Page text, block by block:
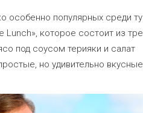
особенно популярных среди
Lunch», которое состоит из
под соусом терияки и салат
но удивительно